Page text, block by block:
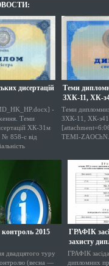
дисертацій
-
Теми
ХК-31м
858-с від
Теми
ЗХК-11, ХК-
Теми
ЗХК-11, ХК-
TEMI-
2015
двадцятого туру
(весна —
ГРАФІК
захисту
студентів
ГРАФІК
дипломних